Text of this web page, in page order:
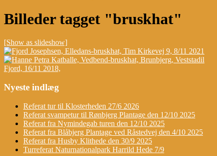
Billeder tagget "bruskhat"
[Show as slideshow]
Nyeste indlæg
Referat tur til Klosterheden 27/6 2026
Referat svampetur til Rønbjerg Plantage den 12/10 2025
Referat fra Nymindegab turen den 12/10 2025
Referat fra Blåbjerg Plantage ved Råstedvej den 4/10 2025
Referat fra Husby Klithede den 30/9 2025
Turreferat Naturnationalpark Harrild Hede 7/9